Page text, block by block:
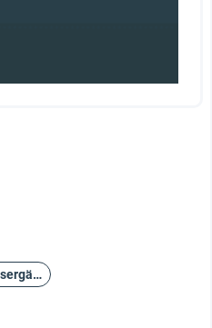
Nahrungsergänzungsmittel